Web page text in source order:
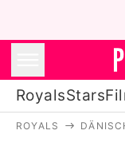
RoyalsStars
ROYALS